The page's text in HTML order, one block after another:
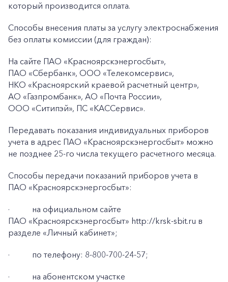
Заказать обратный звонок
Корпоративным клиентам
который производится оплата.
Способы внесения платы за услугу электроснабжения
без оплаты комиссии (для граждан):
На сайте ПАО «Красноярскэнергосбыт»,
ПАО «Сбербанк», ООО «Телекомсервис»,
НКО «Красноярский краевой расчетный центр»,
АО «Газпромбанк», АО «Почта России»,
ООО «Ситипэй», ПС «КАССервис».
Передавать показания индивидуальных приборов
учета в адрес ПАО «Красноярскэнергосбыт» можно
не позднее 25-го числа текущего расчетного месяца.
Способы передачи показаний приборов учета в
ПАО «Красноярскэнергосбыт»:
·
на официальном сайте
ПАО «Красноярскэнергосбыт» http://krsk-sbit.ru в
разделе «Личный кабинет»;
· по телефону: 8-800-700-24-57;
·
на абонентском участке